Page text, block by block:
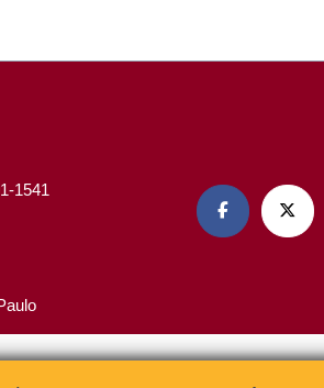
1541
 